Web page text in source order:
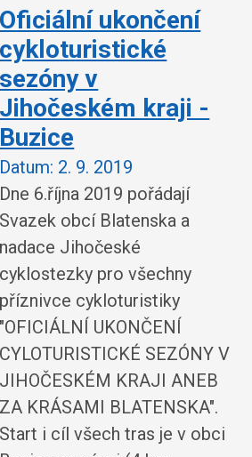
Oficiální ukončení
cykloturistické
sezóny v
Jihočeském kraji -
Buzice
Datum: 2. 9. 2019
Dne 6.října 2019 pořádají
Svazek obcí Blatenska a
nadace Jihočeské
cyklostezky pro všechny
příznivce cykloturistiky
"OFICIÁLNÍ UKONČENÍ
CYLOTURISTICKÉ SEZÓNY V
JIHOČESKÉM KRAJI ANEB
ZA KRÁSAMI BLATENSKA".
Start i cíl všech tras je v obci